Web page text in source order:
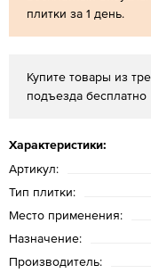
плитки за 1 день.
Купите товары из
подъезда бесплатно
Характеристики:
Артикул:
Тип плитки:
Место применения:
Назначение:
Производитель: